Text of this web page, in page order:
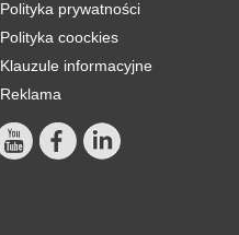
Polityka prywatności
Polityka coockies
Klauzule informacyjne
Reklama